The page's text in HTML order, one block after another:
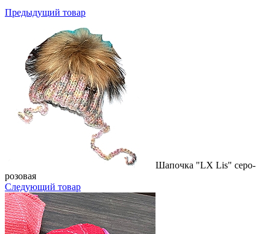
Предыдущий товар
Шапочка "LX Lis" серо-
розовая
Следующий товар